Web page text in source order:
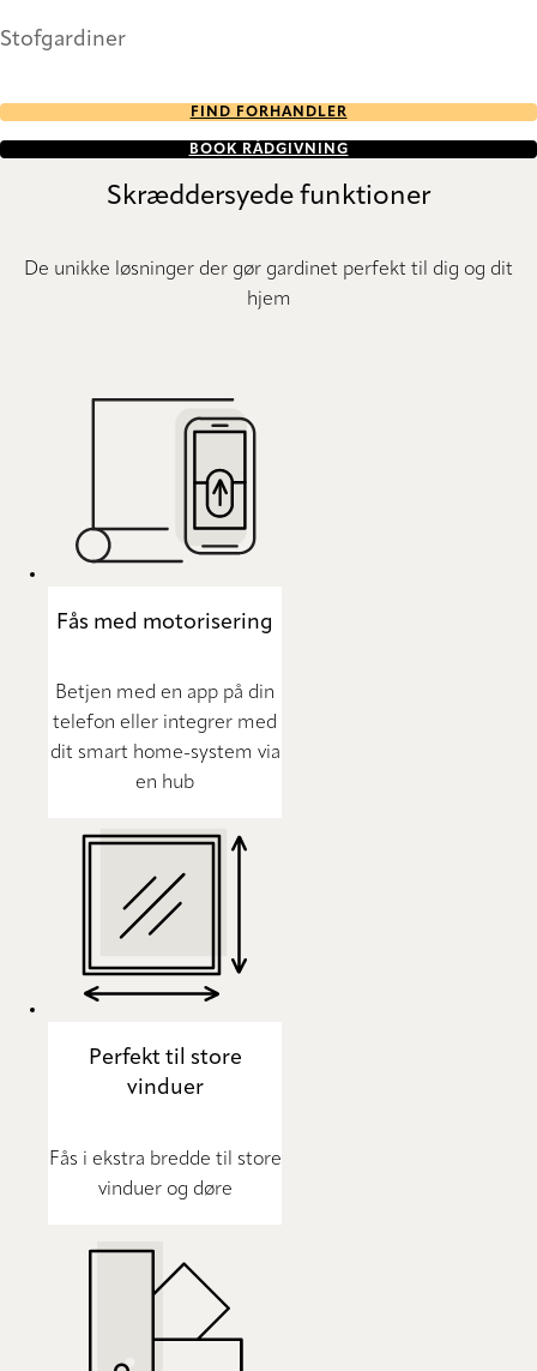
Stofgardiner
FIND FORHANDLER
BOOK RÅDGIVNING
Skræddersyede funktioner
De unikke løsninger der gør gardinet perfekt til dig og dit
hjem
Fås med motorisering
Betjen med en app på din
telefon eller integrer med
dit smart home-system via
en hub
Perfekt til store
vinduer
Fås i ekstra bredde til store
vinduer og døre